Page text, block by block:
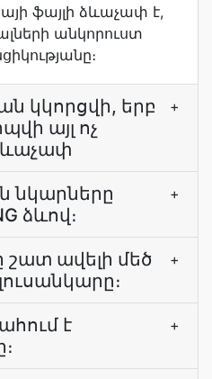
ֆայլի ձևաչափ է,
անկորուստ
կկորցվի, երբ
այլ ոչ
+
նկարները
ձևով։
+
շատ ավելի մեծ
+
է
+